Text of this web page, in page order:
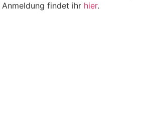
findet ihr hier.